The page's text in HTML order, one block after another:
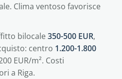
Clima ventoso favorisce
bilocale350-500 EUR,
centro 1.200-1.800
EUR/m². Costi
a Riga.